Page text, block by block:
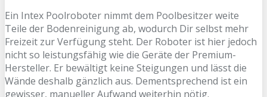
Ein Intex Poolroboter nimmt dem Poolbesitzer weite
Teile der Bodenreinigung ab, wodurch Dir selbst mehr
Freizeit zur Verfügung steht. Der Roboter ist hier jedoch
nicht so leistungsfähig wie die Geräte der Premium-
Hersteller. Er bewältigt keine Steigungen und lässt die
Wände deshalb gänzlich aus. Dementsprechend ist ein
gewisser, manueller Aufwand weiterhin nötig.